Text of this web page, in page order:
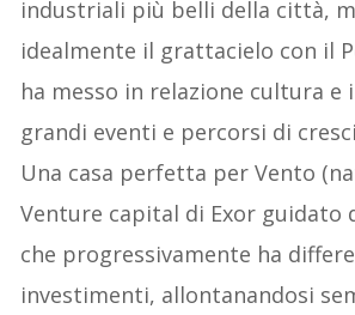
industriali più belli della città,
idealmente il grattacielo con il
ha messo in relazione cultura e
grandi eventi e percorsi di
Una casa perfetta per Vento
Venture capital di Exor guidato
che progressivamente ha
investimenti, allontanandosi